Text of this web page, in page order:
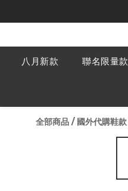
八月新款 聯名限量款
全部商品 / 國外代購鞋款